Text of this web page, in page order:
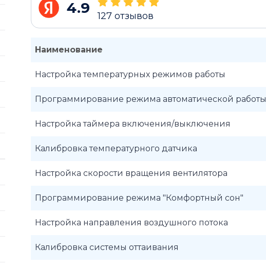
4.9 127 отзывов
Наименование
Настройка температурных режимов работы
Программирование режима автоматической работы
Настройка таймера включения/выключения
Калибровка температурного датчика
Настройка скорости вращения вентилятора
Программирование режима "Комфортный сон"
Настройка направления воздушного потока
Калибровка системы оттаивания